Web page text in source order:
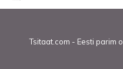
Tsitaat.com - Eesti parim